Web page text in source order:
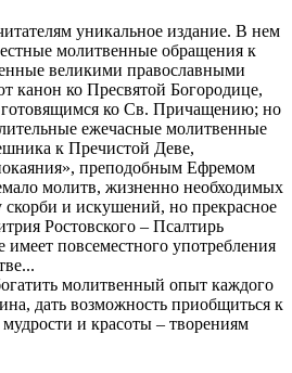
уникальное издание. В нем
молитвенные обращения к
великими православными
канон ко Пресвятой Богородице,
готовящимся ко Св. Причащению; но
ежечасные молитвенные
к Пречистой Деве,
преподобным Ефремом
молитв, жизненно необходимых
и искушений, но прекрасное
Ростовского – Псалтирь
повсеместного употребления
молитвенный опыт каждого
дать возможность приобщиться к
и красоты – творениям